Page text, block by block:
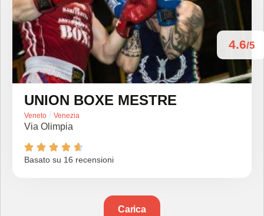
4.6/5
UNION BOXE MESTRE
Veneto / Venezia
Via Olimpia
    
Basato su 16 recensioni
Carica